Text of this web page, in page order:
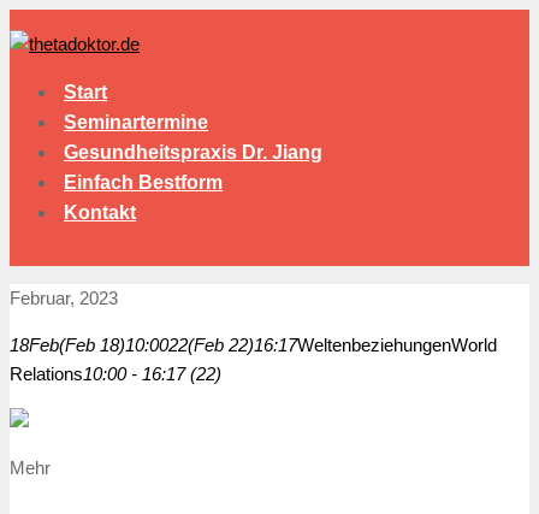
Start
Seminartermine
Gesundheitspraxis Dr. Jiang
Einfach Bestform
Kontakt
Februar, 2023
18Feb(Feb 18)10:0022(Feb 22)16:17WeltenbeziehungenWorld
Relations10:00 - 16:17 (22)
Mehr